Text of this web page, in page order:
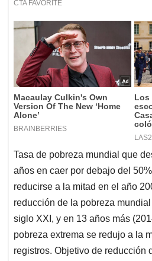
Tasa de pobreza mundial que
años en caer por debajo del
reducirse a la mitad en el año
reducción de la pobreza
siglo XXI, y en 13 años más
pobreza extrema se redujo a la
registros. Objetivo de reducción